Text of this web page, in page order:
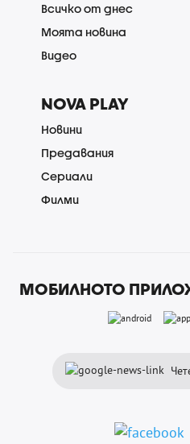
Всичко от днес
Моята новина
Видео
NOVA PLAY
Новини
Предавания
Сериали
Филми
МОБИЛНОТО